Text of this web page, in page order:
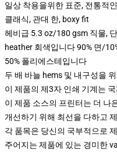
일상 착용을위한 표준, 전통적
클래식, 관대 한, boxy fit
헤비급 5.3 oz/180 gsm 직물,
heather 회색입니다 90% 면/
50% 폴리에스테입니다
두 배 바늘 hems 및 내구성을
이 제품의 제3자 인쇄 기계는
이 제품 소스의 프린터는 더 나
개선하기 위해 최선을 다하고
각 품목은 당신의 국부적으로
주어지는 제품에 있는 경미한